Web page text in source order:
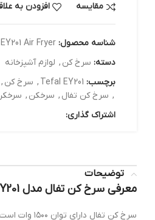
مقایسه
افزودن به
شناسه محصول: Air Fryer
دسته: سرخ کن , لوازم آشپزخانه
برچسب: Tefal EY201
, سرخ کن ,
, سرخ کن تفال , سرخکن ,
اشتراک گذاری:
توضیحات
معرفی سرخ کن تفال مدل EY201
سرخ کن تفال